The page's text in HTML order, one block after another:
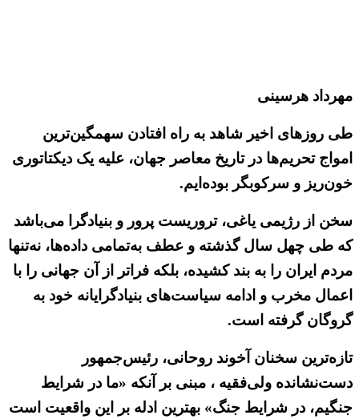
مهرداد هرسینی
طی روزهای اخیر شاهد به راه افتادن سهمگین‌ترین
امواج تحریم‌ها در تاریخ معاصر جهان، علیه یک دیکتاتوری
خون‌ریز و سرکوبگر بوده‌ایم.
سخن از رژیمی یاغی، تروریست پرور و بنیادگرا می‌باشد
که طی چهل سال گذشته و عطف به‌تمامی داده‌ها، نه‌تنها
مردم ایران را به بند کشیده، بلکه فراتر از آن جهانی را با
اعمال مخرب و ادامه سیاست‌های بنیادگرایانه خود به
گروگان گرفته است.
تازه‌ترین سخنان آخوند روحانی، رئیس‌جمهور
دست‌نشانده ولی‌فقیه ، مبنی بر آنکه «ما در شرایط
جنگیم، در شرایط جنگ» بهترین ادله بر این واقعیت است